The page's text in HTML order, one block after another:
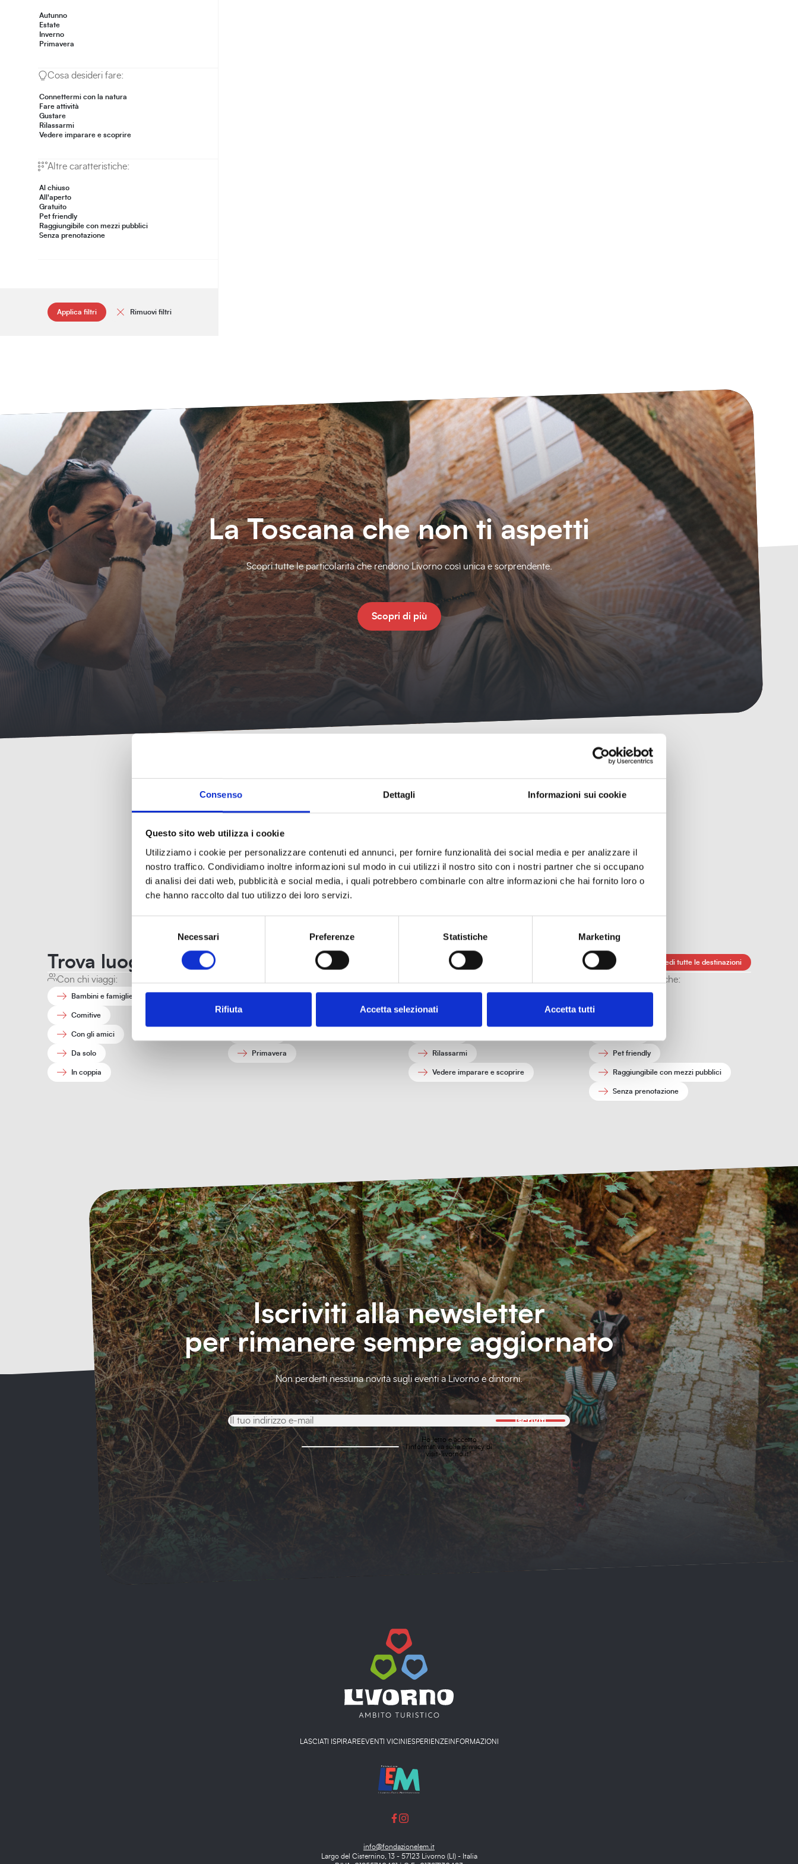
Consenso Dettagli Informazioni sui cookie
Questo sito web utilizza i cookie
Utilizziamo i cookie per personalizzare contenuti ed annunci, per fornire funzionalità dei social media e per analizzare il
nostro traffico. Condividiamo inoltre informazioni sul modo in cui utilizzi il nostro sito con i nostri partner che si occupano
di analisi dei dati web, pubblicità e social media, i quali potrebbero combinarle con altre informazioni che hai fornito loro o
che hanno raccolto dal tuo utilizzo dei loro servizi.
Necessari Preferenze Statistiche Marketing
Rifiuta Accetta selezionati Accetta tutti
Applica filtri Rimuovi filtri
Autunno
Estate
Inverno
Primavera
Cosa desideri fare:
Connettermi con la natura
Fare attività
Gustare
Rilassarmi
Vedere imparare e scoprire
Altre caratteristiche:
Al chiuso
All'aperto
Gratuito
Pet friendly
Raggiungibile con mezzi pubblici
Senza prenotazione
La Toscana che non ti aspetti
Scopri tutte le particolarità che rendono Livorno così unica e sorprendente.
Scopri di più
Info turistiche
Uffici, contatti e informazioni turistiche per organizzare la tua visita.
Uffici e contatti Raggiungere Livorno Trasporti pubblici
Trova luoghi e interessi adatti a te Vedi tutte le destinazioni
Con chi viaggi:
Bambini e famiglie
Comitive
Con gli amici
Da solo
In coppia
Primavera Rilassarmi
Vedere imparare e scoprire
Altre caratteristiche:
Pet friendly
Raggiungibile con mezzi pubblici
Senza prenotazione
Iscriviti alla newsletter
per rimanere sempre aggiornato
Non perderti nessuna novità sugli eventi a Livorno e dintorni.
Iscriviti
Ho letto e accetto
l'informativa sulla privacy di
visit-livorno.it*
LASCIATI ISPIRAREEVENTI VICINI ESPERIENZEINFORMAZIONI
info@fondazionelem.it
Largo del Cisternino, 13 - 57123 Livorno (LI) - Italia